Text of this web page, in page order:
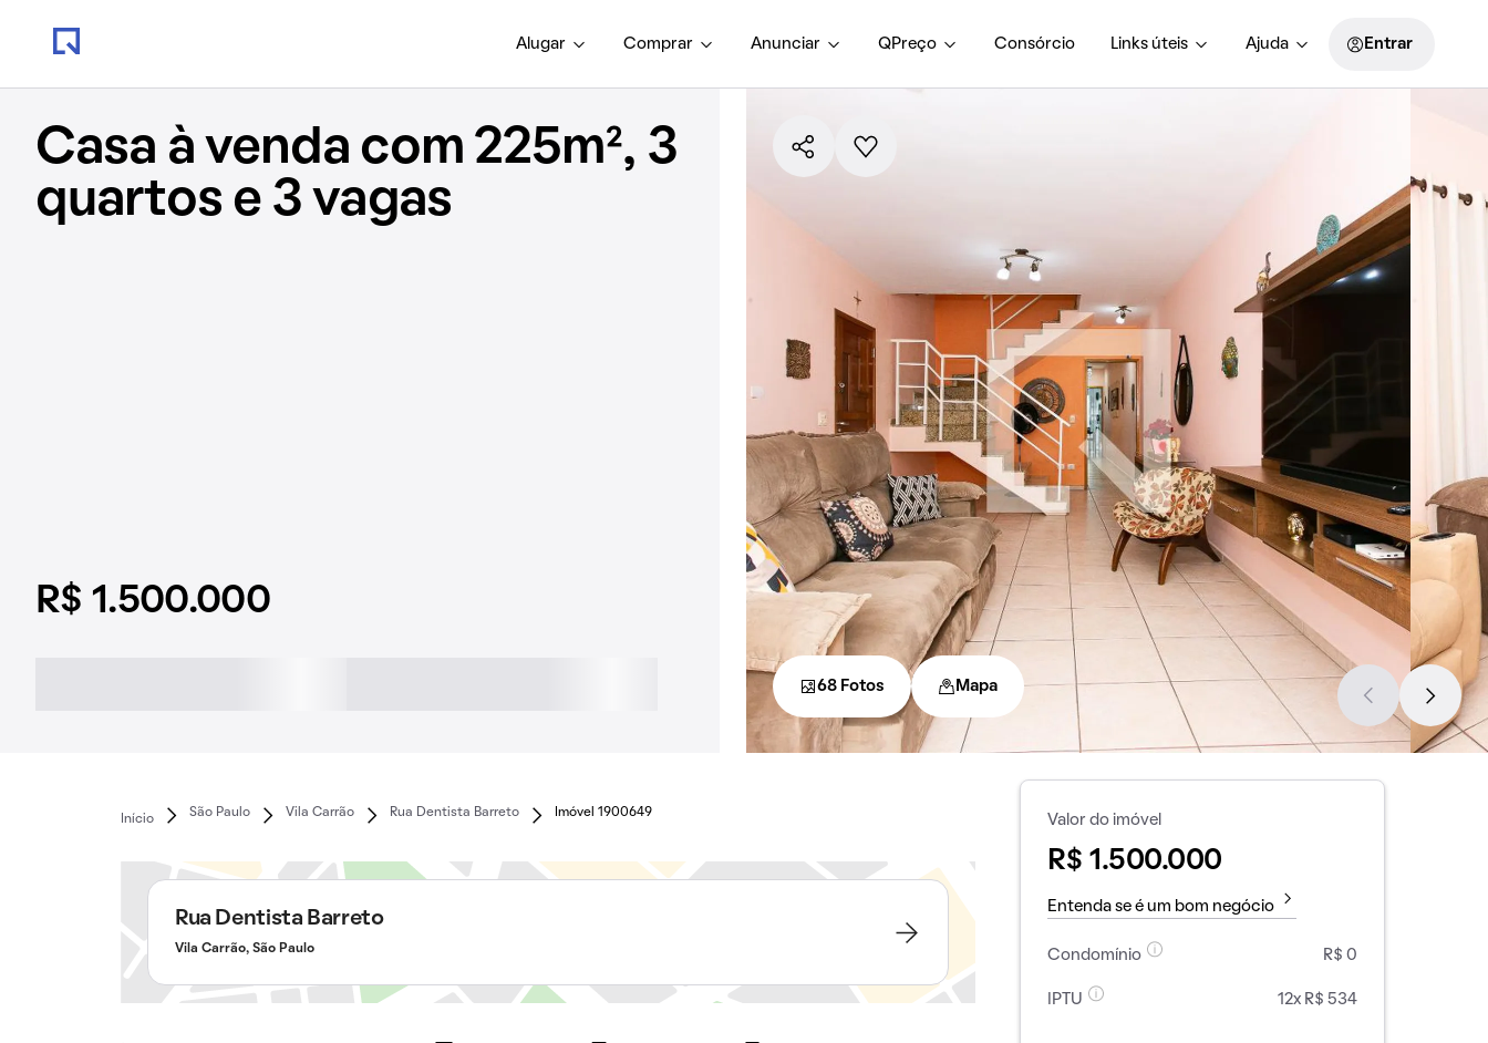
Alugar Comprar Anunciar QPreço Consórcio Links úteis Ajuda Entrar
Casa à venda com 225m², 3
quartos e 3 vagas
R$ 1.500.000
68 Fotos Mapa
Início
São Paulo Vila Carrão Rua Dentista Barreto Imóvel 1900649
Rua Dentista Barreto
Vila Carrão, São Paulo
Valor do imóvel
R$ 1.500.000
Entenda se é um bom negócio
Condomínio R$ 0
IPTU 12x R$ 534